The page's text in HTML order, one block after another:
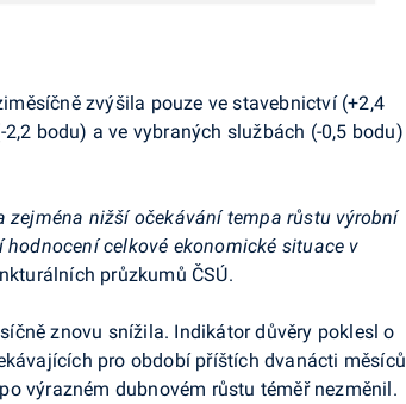
zvýšila pouze ve stavebnictví (+2,4
bodu) a ve vybraných službách (-0,5 bodu)
zejména nižší očekávání tempa růstu výrobní
celkové ekonomické situace v
průzkumů ČSÚ.
znovu snížila. Indikátor důvěry poklesl o
pro období příštích dvanácti měsíců
výrazném dubnovém růstu téměř nezměnil.